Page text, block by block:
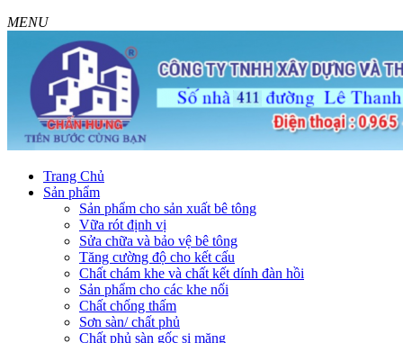
MENU
Trang Chủ
Sản phẩm
Sản phẩm cho sản xuất bê tông
Vữa rót định vị
Sửa chữa và bảo vệ bê tông
Tăng cường độ cho kết cấu
Chất chám khe và chất kết dính đàn hồi
Sản phẩm cho các khe nối
Chất chống thấm
Sơn sàn/ chất phủ
Chất phủ sàn gốc si măng